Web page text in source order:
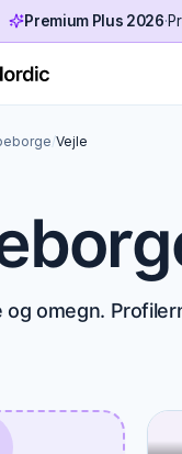
Premium Plus 2026·
/Vejle
og omegn.